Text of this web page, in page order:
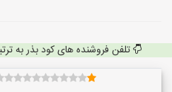
تلفن فروشنده های کود بذر به